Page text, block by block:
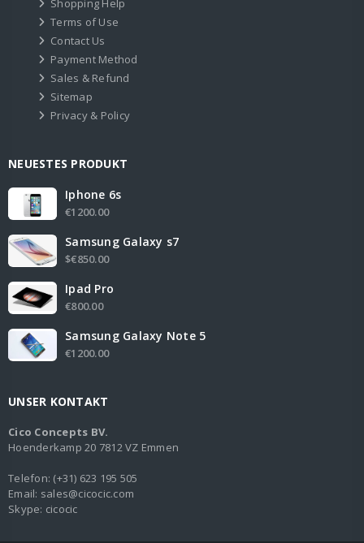
Terms of Use
Contact Us
Payment Method
Sales & Refund
Sitemap
Privacy & Policy
NEUESTES PRODUKT
Iphone 6s
€1200.00
Samsung Galaxy s7
$€850.00
Ipad Pro
€800.00
Samsung Galaxy Note 5
€1200.00
UNSER KONTAKT
Cico Concepts BV.
Hoenderkamp 20 7812 VZ Emmen
Telefon: (+31) 623 195 505
Email: sales@cicocic.com
Skype: cicocic